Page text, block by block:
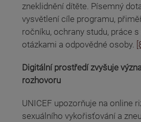
zneklidnění dítěte. Písemný
vysvětlení cíle programu,
ročníku, ochrany studu, práce
otázkami a odpovědné osoby.
Digitální prostředí zvyšuje
rozhovoru
UNICEF upozorňuje na online
sexuálního vykořisťování a